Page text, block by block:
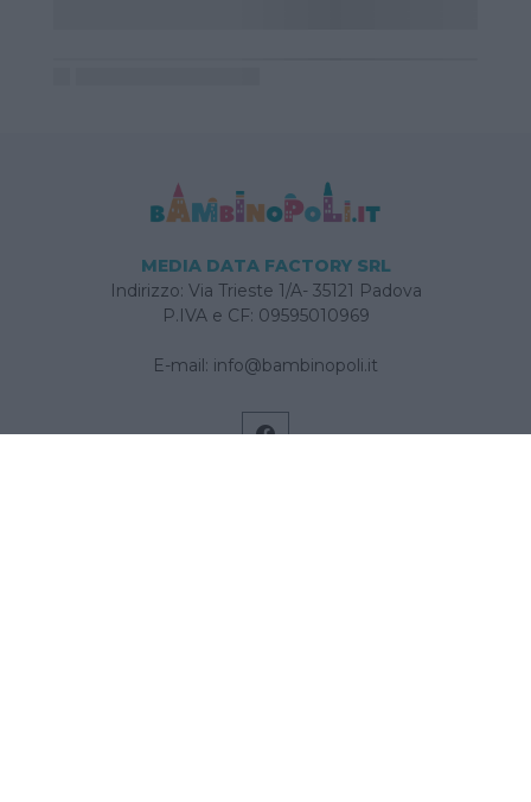
MEDIA DATA FACTORY SRL
Indirizzo: Via Trieste 1/A- 35121 Padova
P.IVA e CF: 09595010969
E-mail: info@bambinopoli.it